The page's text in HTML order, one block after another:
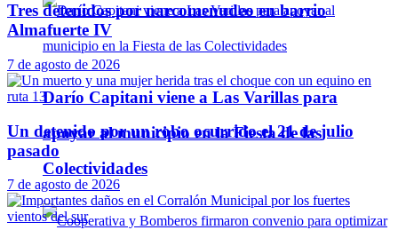
Darío Capitani viene a Las Varillas para
apoyar al municipio en la Fiesta de las
Colectividades
Tres detenidos por narcomenudeo en barrio
Almafuerte IV
7 de agosto de 2026
Un detenido por un robo ocurrido el 21 de julio
pasado
7 de agosto de 2026